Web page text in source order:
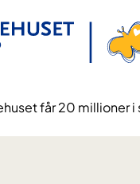
får 20 millioner